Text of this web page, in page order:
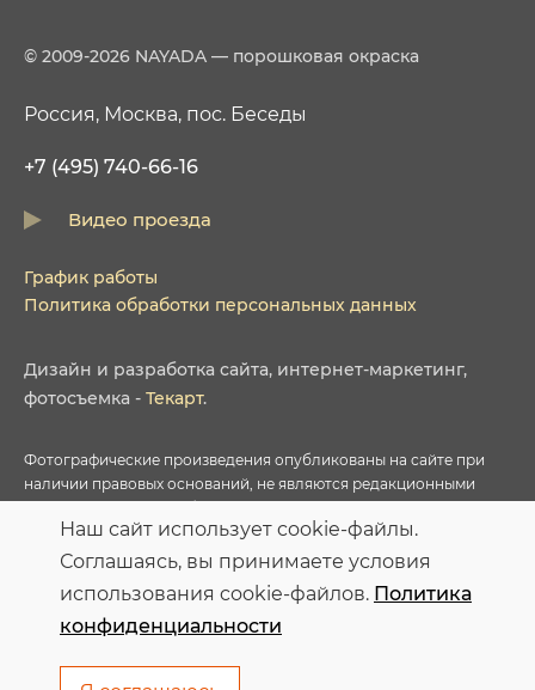
© 2009-2026 NAYADA — порошковая окраска
Россия, Москва, пос. Беседы
+7 (495) 740-66-16
Видео проезда
График работы
Политика обработки персональных данных
Дизайн и разработка сайта, интернет-маркетинг,
фотосъемка - Текарт.
Фотографические произведения опубликованы на сайте при
наличии правовых оснований, не являются редакционными
условиями приобретенных Лицензий соответствующих
фотобанков.
Персональные данные опубликованы на сайте при наличии
правовых оснований в соответствии с ч.1 ст.6 и ст.10.1 152-ФЗ.
Субъектами установлены запреты на обработку неограниченных
Наш сайт использует cookie-файлы.
Соглашаясь, вы принимаете условия
использования cookie-файлов. Политика
конфиденциальности